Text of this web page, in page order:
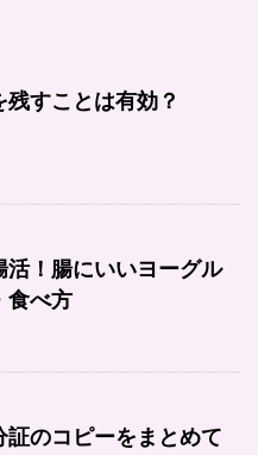
すことは有効？
活！腸にいいヨーグル
食べ方
証のコピーをまとめて